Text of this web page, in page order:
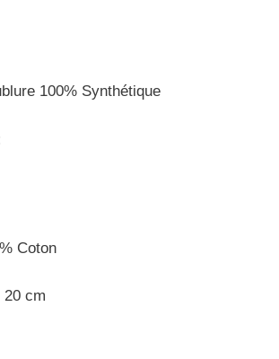
100% Synthétique
Coton
20 cm